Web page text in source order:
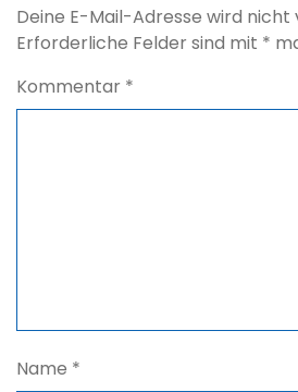
Deine E-Mail-Adresse wird
Erforderliche Felder sind mit *
Kommentar *
Name *